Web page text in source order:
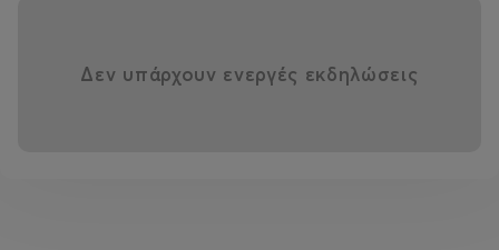
Δεν υπάρχουν ενεργές εκδηλώσεις